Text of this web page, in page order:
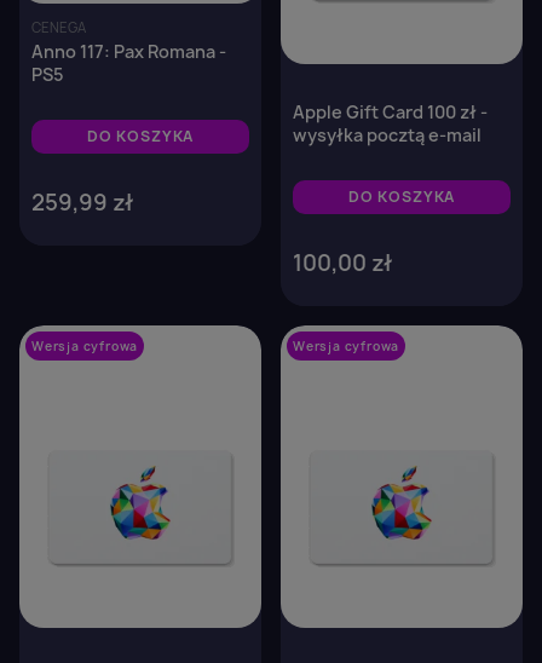
CENEGA
Anno 117: Pax Romana -
PS5
DO KOSZYKA
259,99 zł
Apple Gift Card 100 zł -
wysyłka pocztą e-mail
DO KOSZYKA
100,00 zł
Wersja cyfrowa Wersja cyfrowa